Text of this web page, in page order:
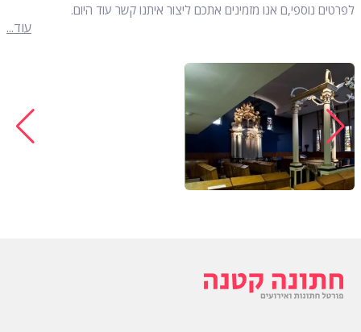
לפרטים נוספי,ם אנו מזמינים אתכם ליצור איתנו קשר עוד היום.
עוד...